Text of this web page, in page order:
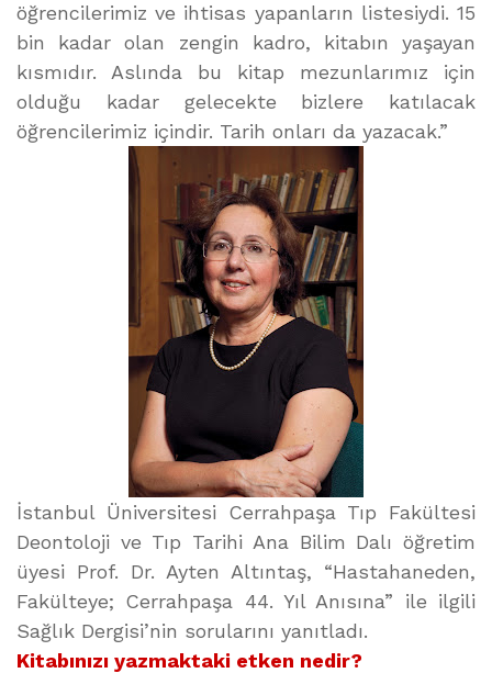
öğrencilerimiz ve ihtisas yapanların listesiydi. 15
bin kadar olan zengin kadro, kitabın yaşayan
kısmıdır. Aslında bu kitap mezunlarımız için
olduğu kadar gelecekte bizlere katılacak
öğrencilerimiz içindir. Tarih onları da yazacak.”
İstanbul Üniversitesi Cerrahpaşa Tıp Fakültesi
Deontoloji ve Tıp Tarihi Ana Bilim Dalı öğretim
üyesi Prof. Dr. Ayten Altıntaş, “Hastahaneden,
Fakülteye; Cerrahpaşa 44. Yıl Anısına” ile ilgili
Sağlık Dergisi’nin sorularını yanıtladı.
Kitabınızı yazmaktaki etken nedir?